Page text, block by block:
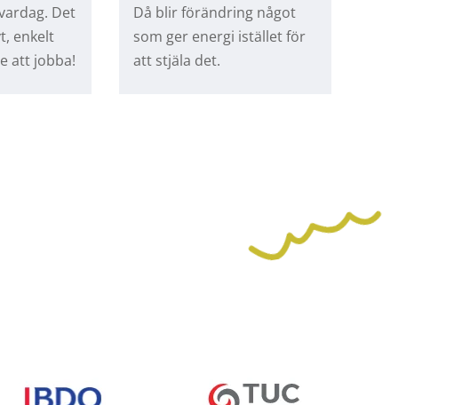
Det
enkelt
att jobba!
Då blir förändring något
som ger energi istället för
att stjäla det.